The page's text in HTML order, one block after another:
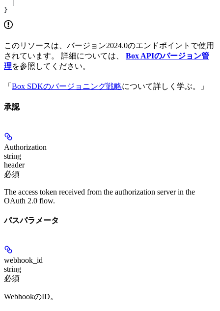
}
このリソースは、バージョン2024.0のエンドポイントで使用
されています。 詳細については、 Box APIのバージョン管
理を参照してください。
「 Box SDKのバージョニング戦略について詳しく学ぶ。」
承認
Authorization
string
header
必須
The access token received from the authorization server in the
OAuth 2.0 flow.
パスパラメータ
webhook_id
string
必須
WebhookのID。